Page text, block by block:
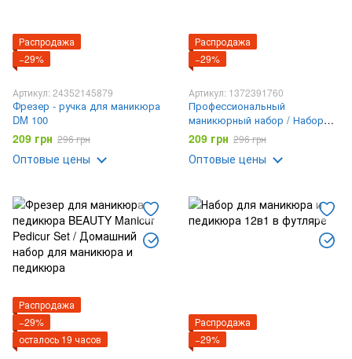
Распродажа
−29%
Артикул: 24352145879
Фрезер - ручка для маникюра
DM 100
209 грн 296 грн
Оптовые цены
Распродажа
−29%
Артикул: 1372391760
Профессиональный
маникюрный набор / Набор
для маникюра в футляре (18
предметов в комплекте)
209 грн 296 грн
Оптовые цены
Распродажа
−29%
осталось 19 часов
Распродажа
−29%